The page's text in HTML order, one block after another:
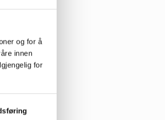
og for å
innen
for